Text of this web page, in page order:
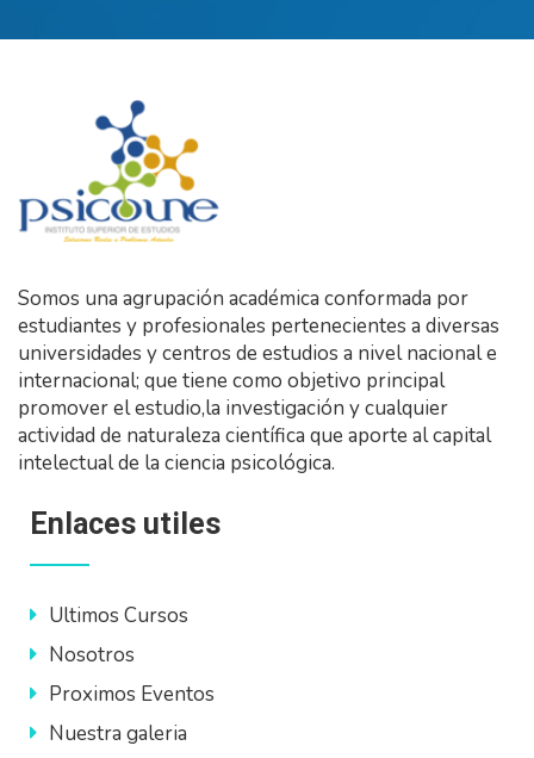
Somos una agrupación académica conformada por
estudiantes y profesionales pertenecientes a diversas
universidades y centros de estudios a nivel nacional e
internacional; que tiene como objetivo principal
promover el estudio,la investigación y cualquier
actividad de naturaleza científica que aporte al capital
intelectual de la ciencia psicológica.
Enlaces utiles
Ultimos Cursos
Nosotros
Proximos Eventos
Nuestra galeria